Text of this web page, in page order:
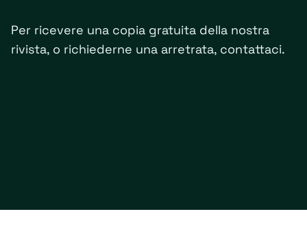
Per ricevere una copia gratuita della nostra
rivista, o richiederne una arretrata, contattaci.